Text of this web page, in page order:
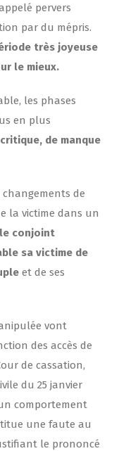
pervers
par du mépris.
très joyeuse
le mieux.
les phases
en plus
de manque
changements de
la victime dans un
le conjoint
sa victime de
et de ses
vont
des accès de
de cassation,
du 25 janvier
comportement
une faute au
le prononcé